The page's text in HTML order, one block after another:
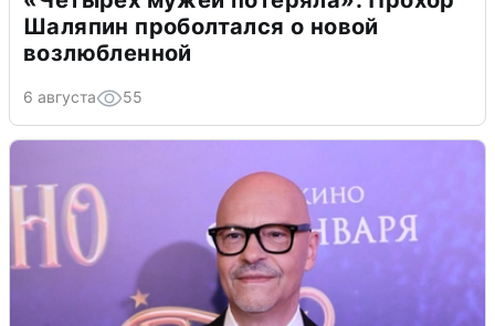
Шаляпин проболтался о новой
возлюбленной
6 августа 55